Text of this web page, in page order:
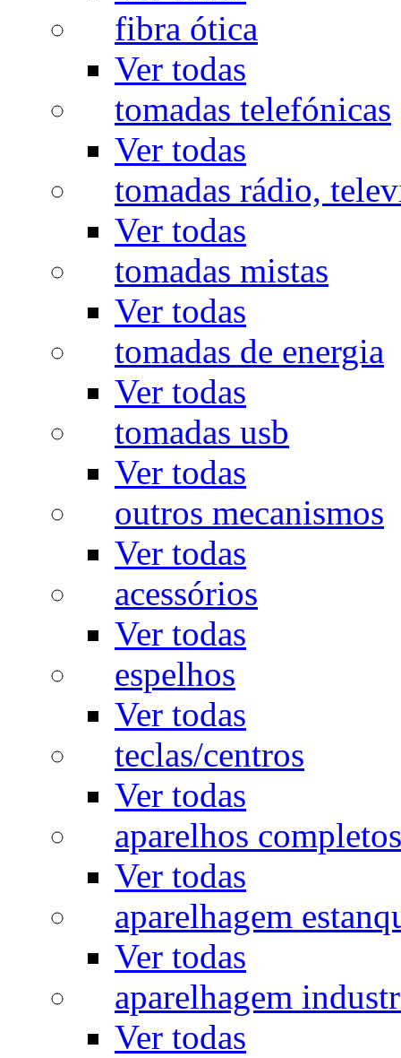
fibra ótica
Ver todas
tomadas telefónicas
Ver todas
tomadas rádio,
Ver todas
tomadas mistas
Ver todas
tomadas de energia
Ver todas
tomadas usb
Ver todas
outros mecanismos
Ver todas
acessórios
Ver todas
espelhos
Ver todas
teclas/centros
Ver todas
aparelhos completos
Ver todas
aparelhagem
Ver todas
aparelhagem
Ver todas